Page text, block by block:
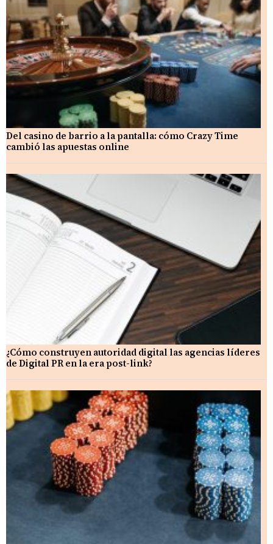
Del casino de barrio a la pantalla: cómo Crazy Time
cambió las apuestas online
¿Cómo construyen autoridad digital las agencias líderes
de Digital PR en la era post-link?